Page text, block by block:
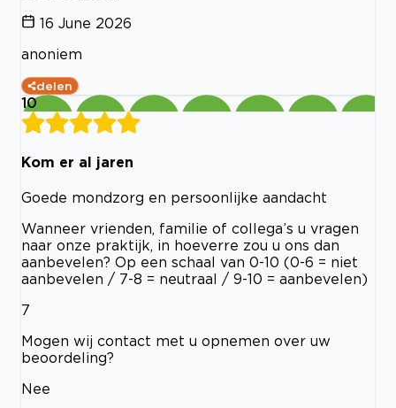
16 June 2026
anoniem
delen
10
Kom er al jaren
Goede mondzorg en persoonlijke aandacht
Wanneer vrienden, familie of collega’s u vragen
naar onze praktijk, in hoeverre zou u ons dan
aanbevelen? Op een schaal van 0-10 (0-6 = niet
aanbevelen / 7-8 = neutraal / 9-10 = aanbevelen)
7
Mogen wij contact met u opnemen over uw
beoordeling?
Nee